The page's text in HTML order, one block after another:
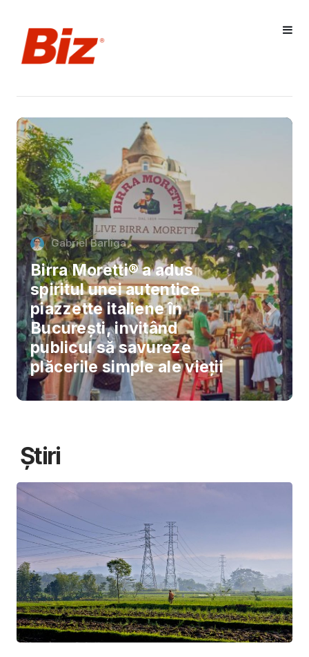
Gabriel Barliga
Birra Moretti® a adus
spiritul unei autentice
piazzette italiene în
București, invitând
publicul să savureze
plăcerile simple ale vieții
Știri